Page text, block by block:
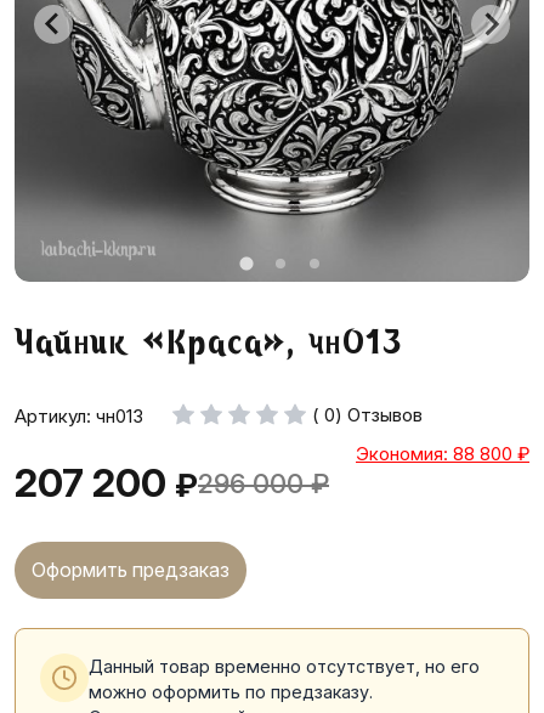
Чайник «Краса», чн013
Артикул: чн013 ( 0) Отзывов
207 200 ₽296 000 ₽
Экономия: 88 800 ₽
Оформить предзаказ
Данный товар временно отсутствует, но его
можно оформить по предзаказу.